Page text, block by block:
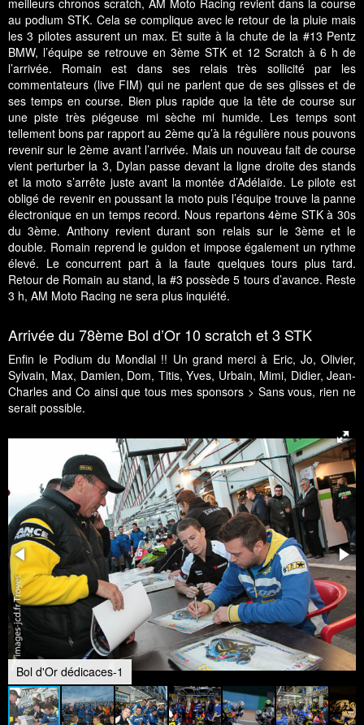
meilleurs chronos scratch, AM Moto Racing revient dans la course
au podium STK. Cela se complique avec le retour de la pluie mais
les 3 pilotes assurent un max. Et suite à la chute de la #13 Pentz
BMW, l’équipe se retrouve en 3ème STK et 12 Scratch à 6 h de
l’arrivée. Romain est dans ses relais très sollicité par les
commentateurs (live FIM) qui ne parlent que de ses glisses et de
ses temps en course. Bien plus rapide que la tête de course sur
une piste très piégeuse mi sèche mi humide. Les temps sont
tellement bons par rapport au 2ème qu’à la régulière nous pouvons
revenir sur le 2ème avant l’arrivée. Mais un nouveau fait de course
vient perturber la 3, Dylan passe devant la ligne droite des stands
et la moto s’arrête juste avant la montée d’Adélaïde. Le pilote est
obligé de revenir en poussant la moto puis l’équipe trouve la panne
électronique en un temps record. Nous repartons 4ème STK à 30s
du 3ème. Anthony revient durant son relais sur le 3ème et le
double. Romain reprend le guidon et impose également un rythme
élevé. Le concurrent part à la faute quelques tours plus tard.
Retour de Romain au stand, la #3 possède 5 tours d’avance. Reste
3 h, AM Moto Racing ne sera plus inquiété.
Arrivée du 78ème Bol d’Or 10 scratch et 3 STK
Enfin le Podium du Mondial !! Un grand merci à Eric, Jo, Olivier,
Sylvain, Max, Damien, Dom, Titis, Yves, Urbain, Mimi, Didier, Jean-
Charles and Co ainsi que tous mes sponsors > Sans vous, rien ne
serait possible.
Bol d'Or dédicaces-1